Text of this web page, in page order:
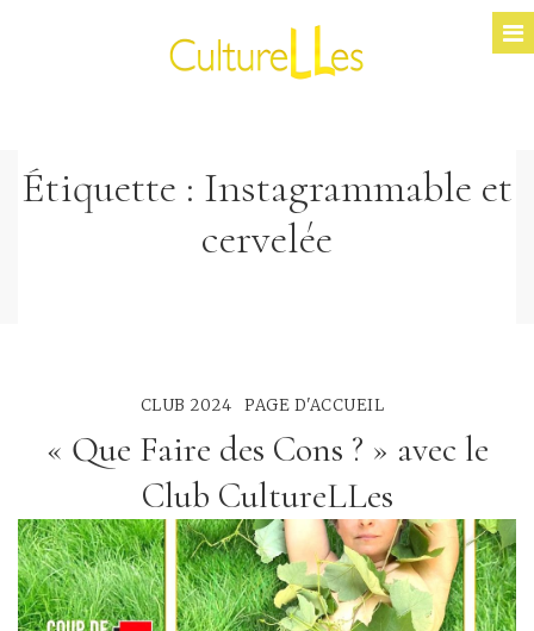
Étiquette : Instagrammable et
cervelée
CLUB 2024 PAGE D'ACCUEIL
« Que Faire des Cons ? » avec le
Club CultureLLes